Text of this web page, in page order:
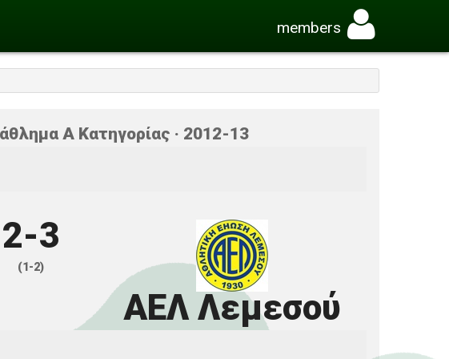
members
Α Κατηγορίας · 2012-13
2-3
(1-2)
ΑΕΛ Λεμεσού